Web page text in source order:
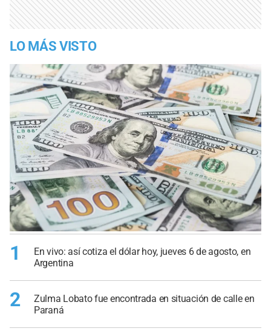
LO MÁS VISTO
1
En vivo: así cotiza el dólar hoy, jueves 6 de agosto, en
Argentina
2
Zulma Lobato fue encontrada en situación de calle en
Paraná